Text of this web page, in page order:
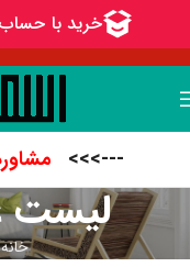
--->>> مشاوره
لیست
خانه